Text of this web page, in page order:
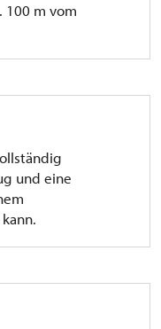
100 m vom
und eine